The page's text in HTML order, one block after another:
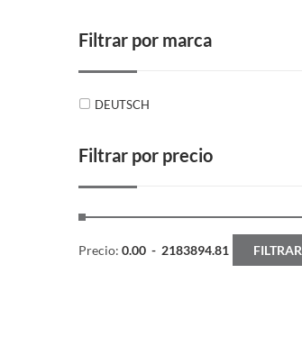
Filtrar por marca
DEUTSCH
Filtrar por precio
Precio: 0.00 - 2183894.81 FILTRAR